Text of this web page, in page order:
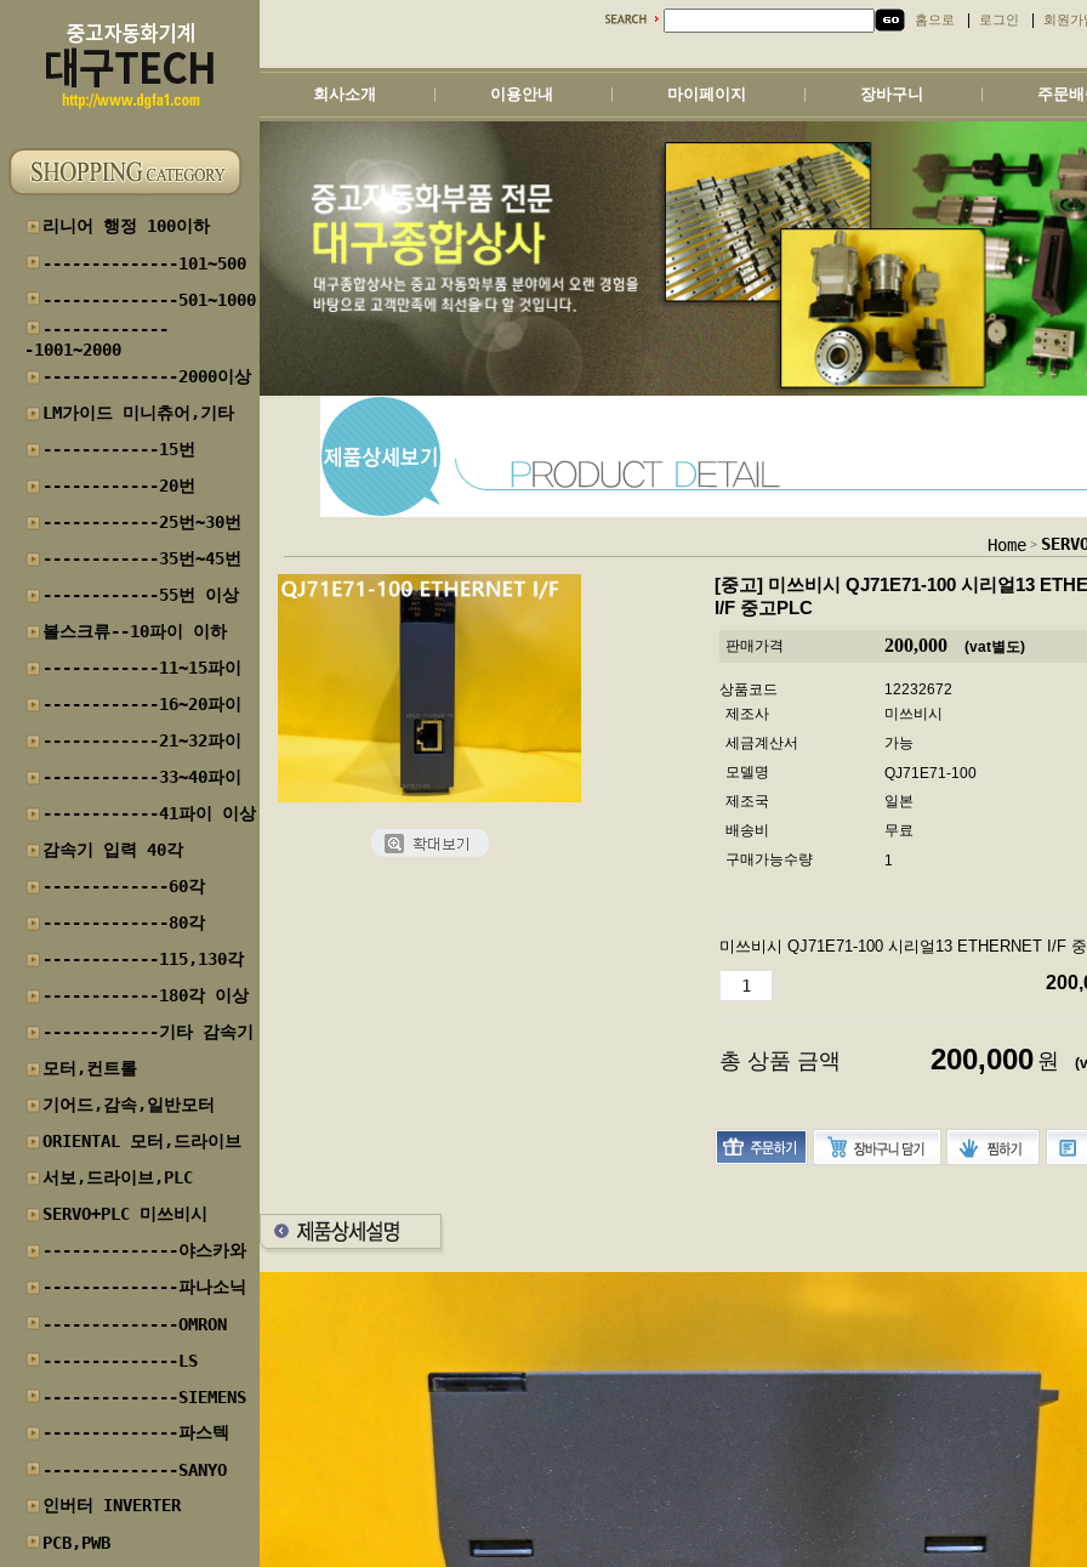
홈으로 로그인 회원가
회사소개 이용안내 마이페이지 장바구니 주문
리니어 행정 100이하
--------------101~500
--------------501~1000
-------------
-1001~2000
--------------2000이상
LM가이드 미니츄어,기타
------------15번
------------20번
------------25번~30번
------------35번~45번
------------55번 이상
볼스크류--10파이 이하
------------11~15파이
------------16~20파이
------------21~32파이
------------33~40파이
------------41파이 이상
감속기 입력 40각
-------------60각
-------------80각
------------115,130각
------------180각 이상
------------기타 감속기
모터,컨트롤
기어드,감속,일반모터
ORIENTAL 모터,드라이브
서보,드라이브,PLC
SERVO+PLC 미쓰비시
--------------야스카와
--------------파나소닉
--------------OMRON
--------------LS
--------------SIEMENS
--------------파스텍
--------------SANYO
인버터 INVERTER
PCB,PWB
Home >
[중고] 미쓰비시 QJ71E71-100 시리얼13
I/F 중고PLC
판매가격 200,000 (vat별도)
상품코드
12232672
제조사
미쓰비시
세금계산서
가능
모델명
QJ71E71-100
제조국
일본
배송비
무료
구매가능수량
1
미쓰비시 QJ71E71-100 시리얼13 ETHERNET I/F
총 상품 금액 200,000 원